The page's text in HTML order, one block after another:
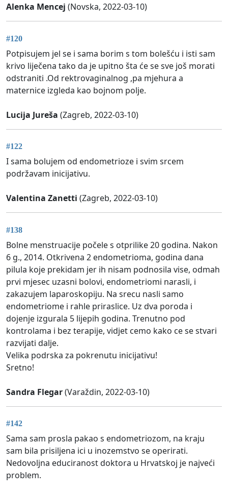
Alenka Mencej (Novska, 2022-03-10)
#120
Potpisujem jel se i sama borim s tom bolešću i isti sam
krivo liječena tako da je upitno šta će se sve još morati
odstraniti .Od rektrovaginalnog ,pa mjehura a
maternice izgleda kao bojnom polje.
Lucija Jureša (Zagreb, 2022-03-10)
#122
I sama bolujem od endometrioze i svim srcem
podržavam inicijativu.
Valentina Zanetti (Zagreb, 2022-03-10)
#138
Bolne menstruacije počele s otprilike 20 godina. Nakon
6 g., 2014. Otkrivena 2 endometrioma, godina dana
pilula koje prekidam jer ih nisam podnosila vise, odmah
prvi mjesec uzasni bolovi, endometriomi narasli, i
zakazujem laparoskopiju. Na srecu nasli samo
endometriome i rahle priraslice. Uz dva poroda i
dojenje izgurala 5 lijepih godina. Trenutno pod
kontrolama i bez terapije, vidjet cemo kako ce se stvari
razvijati dalje.
Velika podrska za pokrenutu inicijativu!
Sretno!
Sandra Flegar(Varaždin, 2022-03-10)
#142
Sama sam prosla pakao s endometriozom, na kraju
sam bila prisiljena ici u inozemstvo se operirati.
Nedovoljna educiranost doktora u Hrvatskoj je najveći
problem.